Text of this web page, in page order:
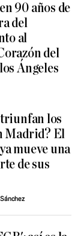
90 años de
del
al
del
Ángeles
los
Madrid? El
mueve una
de sus